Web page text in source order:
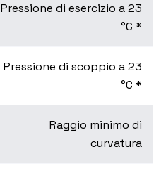
Pressione di esercizio a 23
°C *
Pressione di scoppio a 23
°C *
Raggio minimo di
curvatura